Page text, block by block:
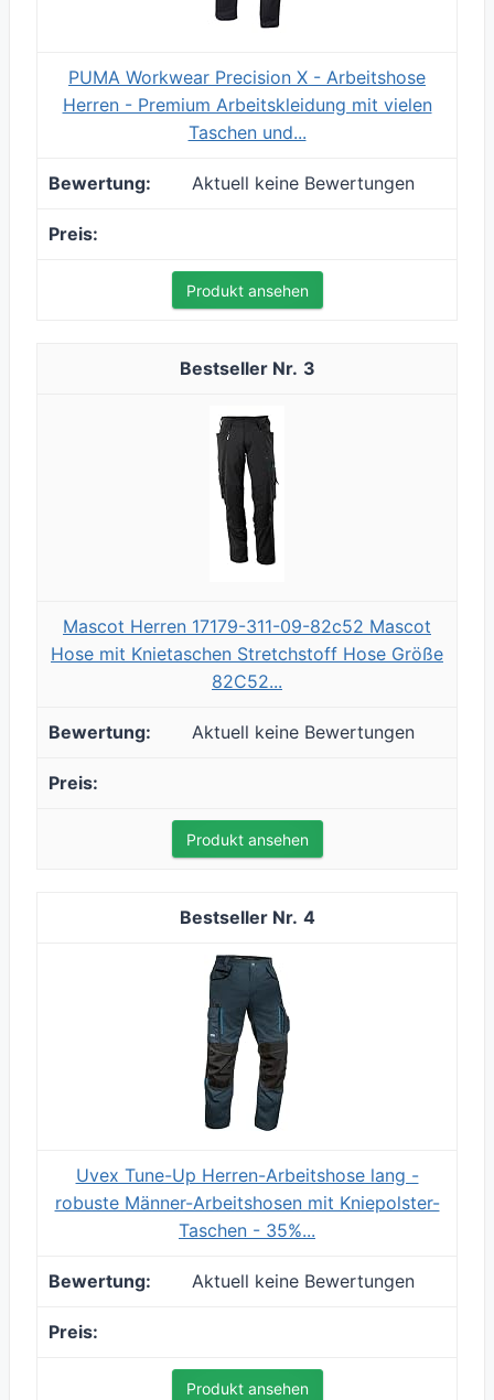
PUMA Workwear Precision X - Arbeitshose
Herren - Premium Arbeitskleidung mit vielen
Taschen und...
Aktuell keine Bewertungen
Produkt ansehen
3
Mascot Herren 17179-311-09-82c52 Mascot
Hose mit Knietaschen Stretchstoff Hose Größe
82C52...
Aktuell keine Bewertungen
Produkt ansehen
4
Uvex Tune-Up Herren-Arbeitshose lang -
robuste Männer-Arbeitshosen mit Kniepolster-
Taschen - 35%...
Aktuell keine Bewertungen
Produkt ansehen